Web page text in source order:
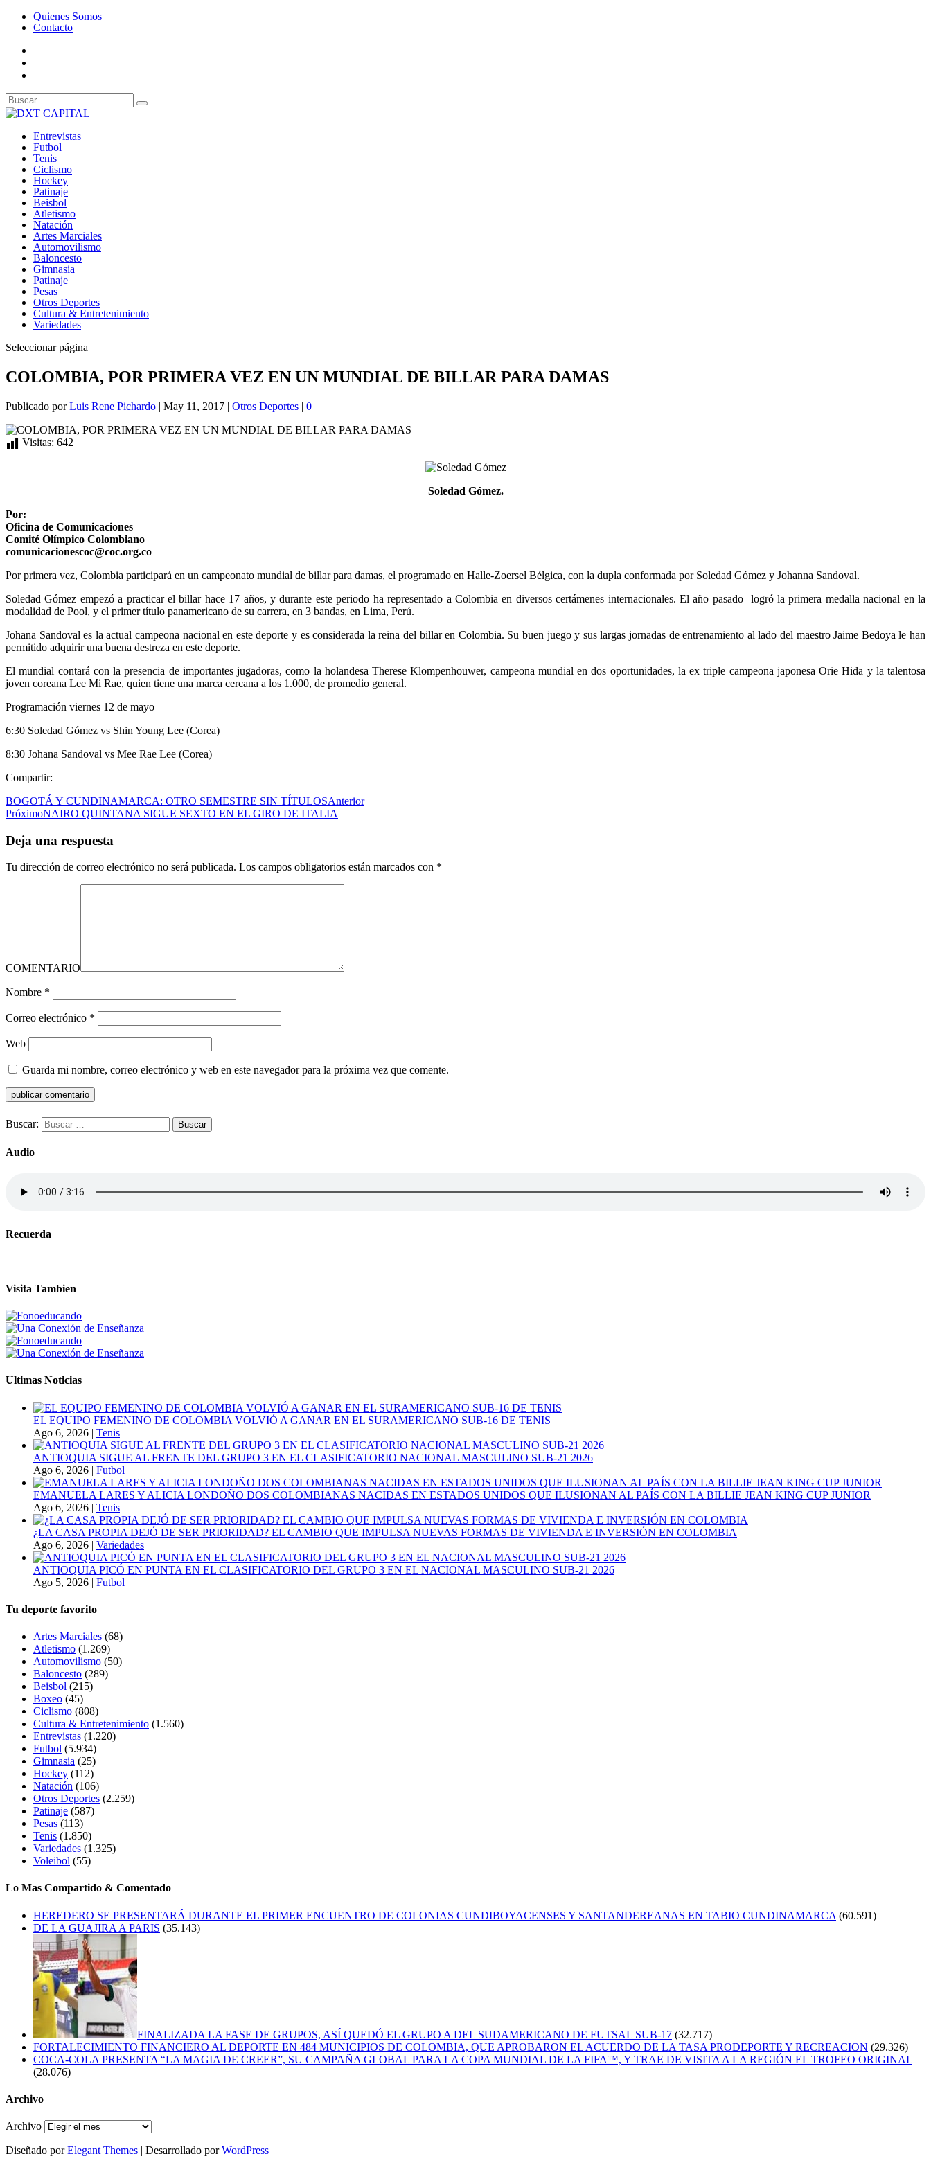
Quienes Somos
Contacto
Entrevistas
Futbol
Tenis
Ciclismo
Hockey
Patinaje
Beisbol
Atletismo
Natación
Artes Marciales
Automovilismo
Baloncesto
Gimnasia
Patinaje
Pesas
Otros Deportes
Cultura & Entretenimiento
Variedades
Seleccionar página
COLOMBIA, POR PRIMERA VEZ EN UN MUNDIAL DE BILLAR PARA DAMAS
Publicado porLuis Rene Pichardo | May 11, 2017 | Otros Deportes | 0
Visitas: 642
Soledad Gómez.
Por:
Oficina de Comunicaciones
Comité Olímpico Colombiano
comunicacionescoc@coc.org.co
Por primera vez, Colombia participará en un campeonato mundial de billar para damas, el programado en Halle-Zoersel Bélgica, con la dupla conformada por Soledad Gómez y Johanna Sandoval.
Soledad Gómez empezó a practicar el billar hace 17 años, y durante este periodo ha representado a Colombia en diversos certámenes internacionales. El año pasado logró la primera medalla nacional en la
modalidad de Pool, y el primer título panamericano de su carrera, en 3 bandas, en Lima, Perú.
Johana Sandoval es la actual campeona nacional en este deporte y es considerada la reina del billar en Colombia. Su buen juego y sus largas jornadas de entrenamiento al lado del maestro Jaime Bedoya le han
permitido adquirir una buena destreza en este deporte.
El mundial contará con la presencia de importantes jugadoras, como la holandesa Therese Klompenhouwer, campeona mundial en dos oportunidades, la ex triple campeona japonesa Orie Hida y la talentosa
joven coreana Lee Mi Rae, quien tiene una marca cercana a los 1.000, de promedio general.
Programación viernes 12 de mayo
6:30 Soledad Gómez vs Shin Young Lee (Corea)
8:30 Johana Sandoval vs Mee Rae Lee (Corea)
Compartir:
BOGOTÁ Y CUNDINAMARCA: OTRO SEMESTRE SIN TÍTULOSAnterior
PróximoNAIRO QUINTANA SIGUE SEXTO EN EL GIRO DE ITALIA
Deja una respuesta
Tu dirección de correo electrónico no será publicada. Los campos obligatorios están marcados con *
COMENTARIO
Nombre *
Correo electrónico *
Web
Guarda mi nombre, correo electrónico y web en este navegador para la próxima vez que comente.
Buscar:
Audio
Recuerda
Visita Tambien
Ultimas Noticias
EL EQUIPO FEMENINO DE COLOMBIA VOLVIÓ A GANAR EN EL SURAMERICANO SUB-16 DE TENIS
Ago 6, 2026 | Tenis
ANTIOQUIA SIGUE AL FRENTE DEL GRUPO 3 EN EL CLASIFICATORIO NACIONAL MASCULINO SUB-21 2026
Ago 6, 2026 | Futbol
EMANUELA LARES Y ALICIA LONDOÑO DOS COLOMBIANAS NACIDAS EN ESTADOS UNIDOS QUE ILUSIONAN AL PAÍS CON LA BILLIE JEAN KING CUP JUNIOR
Ago 6, 2026 | Tenis
¿LA CASA PROPIA DEJÓ DE SER PRIORIDAD? EL CAMBIO QUE IMPULSA NUEVAS FORMAS DE VIVIENDA E INVERSIÓN EN COLOMBIA
Ago 6, 2026 | Variedades
ANTIOQUIA PICÓ EN PUNTA EN EL CLASIFICATORIO DEL GRUPO 3 EN EL NACIONAL MASCULINO SUB-21 2026
Ago 5, 2026 | Futbol
Tu deporte favorito
Artes Marciales (68)
Atletismo (1.269)
Automovilismo (50)
Baloncesto (289)
Beisbol (215)
Boxeo (45)
Ciclismo (808)
Cultura & Entretenimiento (1.560)
Entrevistas (1.220)
Futbol (5.934)
Gimnasia (25)
Hockey (112)
Natación (106)
Otros Deportes (2.259)
Patinaje (587)
Pesas (113)
Tenis (1.850)
Variedades (1.325)
Voleibol (55)
Lo Mas Compartido & Comentado
HEREDERO SE PRESENTARÁ DURANTE EL PRIMER ENCUENTRO DE COLONIAS CUNDIBOYACENSES Y SANTANDEREANAS EN TABIO CUNDINAMARCA (60.591)
DE LA GUAJIRA A PARIS (35.143)
FINALIZADA LA FASE DE GRUPOS, ASÍ QUEDÓ EL GRUPO A DEL SUDAMERICANO DE FUTSAL SUB-17 (32.717)
FORTALECIMIENTO FINANCIERO AL DEPORTE EN 484 MUNICIPIOS DE COLOMBIA, QUE APROBARON EL ACUERDO DE LA TASA PRODEPORTE Y RECREACION (29.326)
COCA-COLA PRESENTA “LA MAGIA DE CREER”, SU CAMPAÑA GLOBAL PARA LA COPA MUNDIAL DE LA FIFA™, Y TRAE DE VISITA A LA REGIÓN EL TROFEO ORIGINAL
(28.076)
Archivo
Archivo
Diseñado porElegant Themes | Desarrollado porWordPress